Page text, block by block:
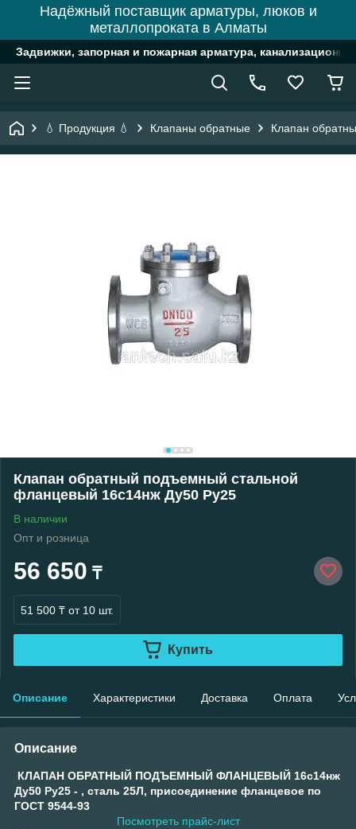
Надёжный поставщик арматуры, люков и
металлопроката в Алматы
Задвижки, запорная и пожарная арматура,
💧 Продукция 💧 Клапаны обратные Клапан
Клапан обратный подъемный стальной
фланцевый 16с14нж Ду50 Ру25
В наличии
Опт и розница
56 650 ₸
51 500 ₸ от 10 шт.
Купить
Описание Характеристики Доставка Оплата
Описание
КЛАПАН ОБРАТНЫЙ ПОДЪЕМНЫЙ ФЛАНЦЕВЫЙ 16с14нж
Ду50 Ру25 - , сталь 25Л, присоединение фланцевое по
ГОСТ 9544-93
Посмотреть прайс-лист